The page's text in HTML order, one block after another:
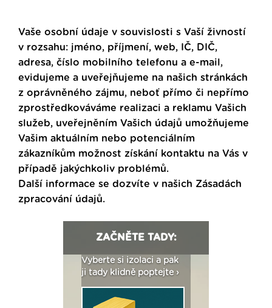
Vaše osobní údaje v souvislosti s Vaší živností
v rozsahu: jméno, příjmení, web, IČ, DIČ,
adresa, číslo mobilního telefonu a e-mail,
evidujeme a uveřejňujeme na našich stránkách
z oprávněného zájmu, neboť přímo či nepřímo
zprostředkováváme realizaci a reklamu Vašich
služeb, uveřejněním Vašich údajů umožňujeme
Vašim aktuálním nebo potenciálním
zákazníkům možnost získání kontaktu na Vás v
případě jakýchkoliv problémů.
Další informace se dozvíte v našich Zásadách
zpracování údajů.
ZAČNĚTE TADY:
Vyberte si izolaci a pak
ji tady klidně poptejte ›